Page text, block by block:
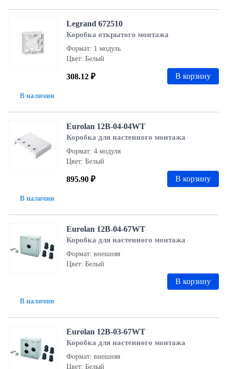
В наличии
Legrand 672510
Коробка открытого монтажа
Формат: 1 модуль
Цвет: Белый
308.12 ₽ В корзину
В наличии
Eurolan 12B-04-04WT
Коробка для настенного монтажа
Формат: 4 модуля
Цвет: Белый
895.90 ₽ В корзину
В наличии
Eurolan 12B-04-67WT
Коробка для настенного монтажа
Формат: внешняя
Цвет: Белый
В корзину
Eurolan 12B-03-67WT
Коробка для настенного монтажа
Формат: внешняя
Цвет: Белый